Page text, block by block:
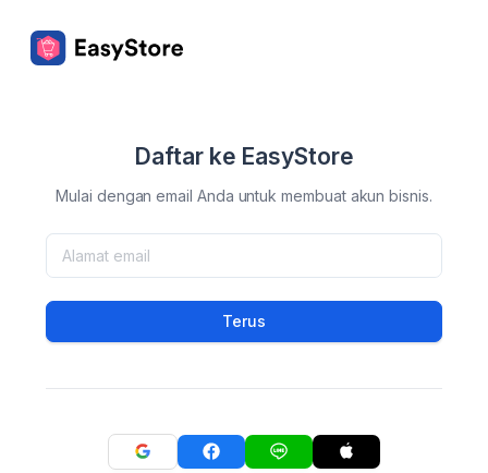
Daftar ke EasyStore
Mulai dengan email Anda untuk membuat akun bisnis.
Terus